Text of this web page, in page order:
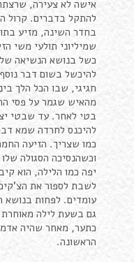
אישה לא צעירה,
להתקל בדברים. קרול
בחדר השינה, מזיע
שמיליוני תולעי משי
כשל בנושא הנשיאה
להיכשל בשום דבר
חגיגי, שבו הכל הלך
מהאיש שגמר על פסי
בטי לאחר. עד שבטי
להיכנס לחרדה שמא
כמו שצריך. הזיעה
וכשהנסיכה הסגולה
יפה כמו הלילה, הוא
לשבת לספור את
עומדים. לפחות בנושא
גם בשעת לילה מאוחרת
כתער, מאחר שהיה
הראשונה.